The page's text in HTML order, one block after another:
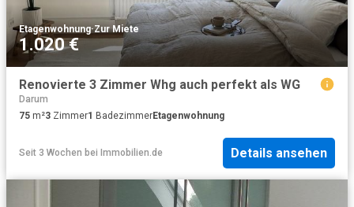
Etagenwohnung·Zur Miete
1.020 €
Renovierte 3 Zimmer Whg auch perfekt als WG
Darum
75 m²3 Zimmer1 BadezimmerEtagenwohnung
Seit 3 Wochen bei Immobilien.de Details ansehen